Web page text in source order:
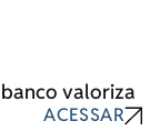
valoriza
ACESSAR